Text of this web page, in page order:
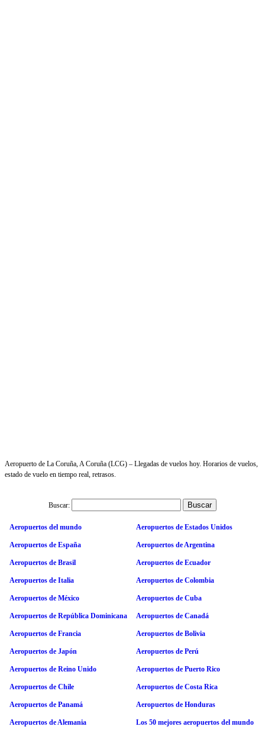
Aeropuerto de La Coruña, A Coruña (LCG) – Llegadas de vuelos hoy. Horarios de vuelos,
estado de vuelo en tiempo real, retrasos.
Buscar:
Aeropuertos del mundo Aeropuertos de Estados Unidos
Aeropuertos de España Aeropuertos de Argentina
Aeropuertos de Brasil Aeropuertos de Ecuador
Aeropuertos de Italia Aeropuertos de Colombia
Aeropuertos de México Aeropuertos de Cuba
Aeropuertos de República Dominicana Aeropuertos de Canadá
Aeropuertos de Francia Aeropuertos de Bolivia
Aeropuertos de Japón Aeropuertos de Perú
Aeropuertos de Reino Unido Aeropuertos de Puerto Rico
Aeropuertos de Chile Aeropuertos de Costa Rica
Aeropuertos de Panamá Aeropuertos de Honduras
Aeropuertos de Alemania Los 50 mejores aeropuertos del mundo